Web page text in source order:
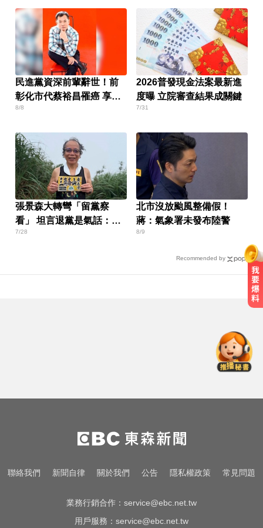
民進黨資深前輩辭世！前
彰化市代蔡裕昌罹癌 享壽
71歲
8/8
2026普發現金法案最新進
度曝 立院審查結果成關鍵
7/31
張景森大轉彎「留黨察
看」 坦言退黨是氣話：當
民進黨烏鴉
7/28
北市沒放颱風整備假！
蔣：氣象署未發布陸警
8/9
Recommended by
小聯盟約重回水手3A
6.4萬名股東注意！三商壽下市倒數
「千張大戶」還有245人
颱風天！ 暖警下班途中遇視障人士
聯絡我們 新聞自律 關於我們 公告 隱私權政策 常見問題
業務行銷合作： service@ebc.net.tw
用戶服務： service@ebc.net.tw